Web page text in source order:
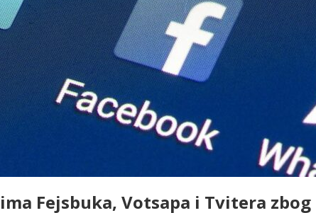
Fejsbuka, Votsapa i Tvitera zbog